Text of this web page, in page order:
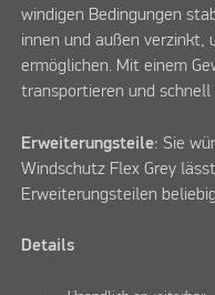
windigen Bedingungen
innen und außen verzinkt,
ermöglichen. Mit einem
transportieren und schnell
Erweiterungsteile: Sie
Windschutz Flex Grey
Erweiterungsteilen
Details